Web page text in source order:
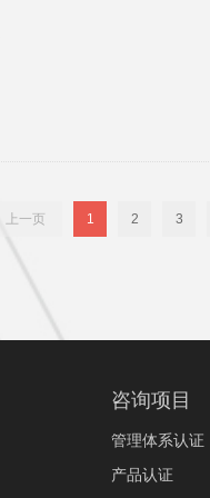
上一页 1 2 3
咨询项目
管理体系认证
产品认证